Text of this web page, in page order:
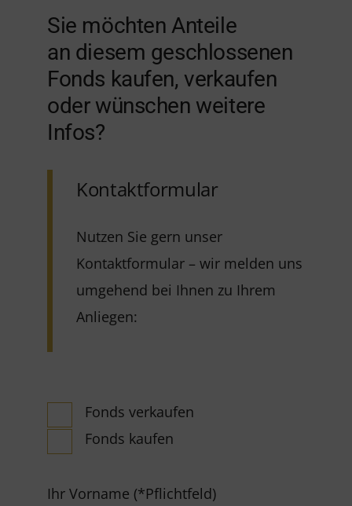
Sie möchten Anteile
an diesem geschlossenen
Fonds kaufen, verkaufen
oder wünschen weitere
Infos?
Kontaktformular
Nutzen Sie gern unser
Kontaktformular – wir melden uns
umgehend bei Ihnen zu Ihrem
Anliegen:
Fonds verkaufen
Fonds kaufen
Ihr Vorname (*Pflichtfeld)